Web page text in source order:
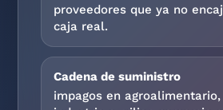
proveedores que ya no
caja real.
Cadena de suministro
impagos en